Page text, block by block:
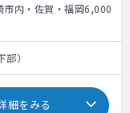
内・佐賀・福岡6,000
）
細をみる